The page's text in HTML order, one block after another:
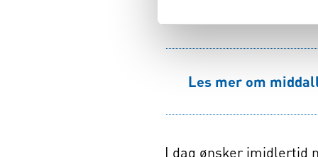
tilstrekkelig.
Les mer om
I dag ønsker imidlertid